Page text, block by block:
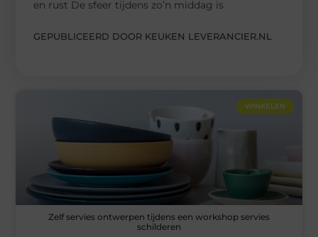
en rust De sfeer tijdens zo’n middag is
GEPUBLICEERD DOOR KEUKEN LEVERANCIER.NL
WINKELEN
Zelf servies ontwerpen tijdens een workshop servies
schilderen